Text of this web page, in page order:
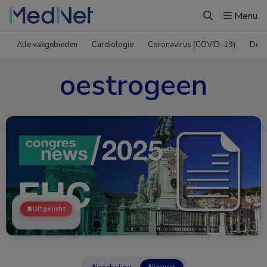
ZoekenMenu
Alle vakgebieden Cardiologie Coronavirus (COVID-19)
oestrogeen
Uitgelicht